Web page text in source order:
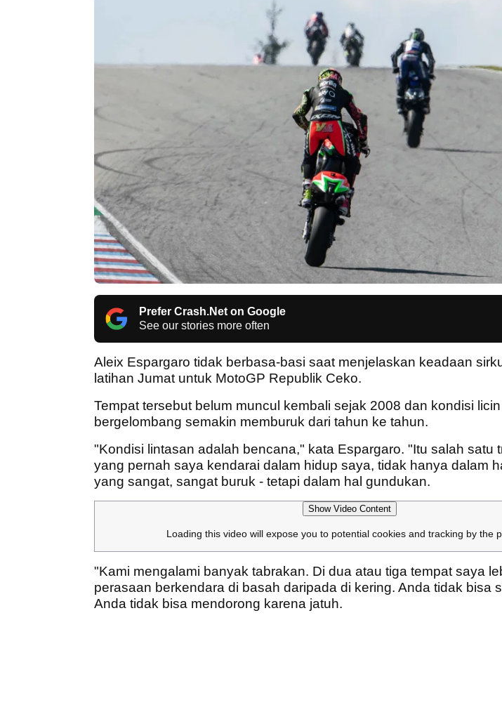
Prefer Crash.Net on Google
See our stories more often
Aleix Espargaro tidak berbasa-basi saat menjelaskan keadaan
latihan Jumat untuk MotoGP Republik Ceko.
Tempat tersebut belum muncul kembali sejak 2008 dan kondisi
bergelombang semakin memburuk dari tahun ke tahun.
"Kondisi lintasan adalah bencana," kata Espargaro. "Itu salah satu
yang pernah saya kendarai dalam hidup saya, tidak hanya dalam
yang sangat, sangat buruk - tetapi dalam hal gundukan.
Show Video Content
Loading this video will expose you to potential cookies and tracking by the
"Kami mengalami banyak tabrakan. Di dua atau tiga tempat saya
perasaan berkendara di basah daripada di kering. Anda tidak bisa
Anda tidak bisa mendorong karena jatuh.